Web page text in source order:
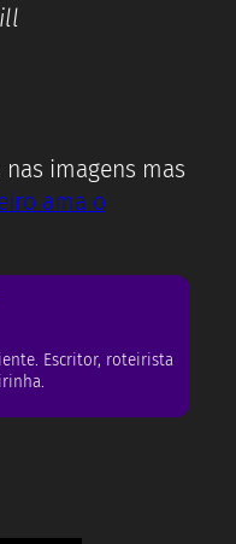
nas imagens mas
ama o
Escritor, roteirista